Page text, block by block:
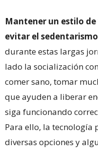
Mantener un estilo
evitar el sedentarismo
durante estas largas
lado la socialización
comer sano, tomar
que ayuden a liberar
siga funcionando
Para ello, la tecnología
diversas opciones y